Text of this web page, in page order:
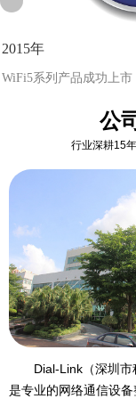
品成功上市，同时推
公
行业深耕15
Dial-Link（深圳市
是专业的网络通信设